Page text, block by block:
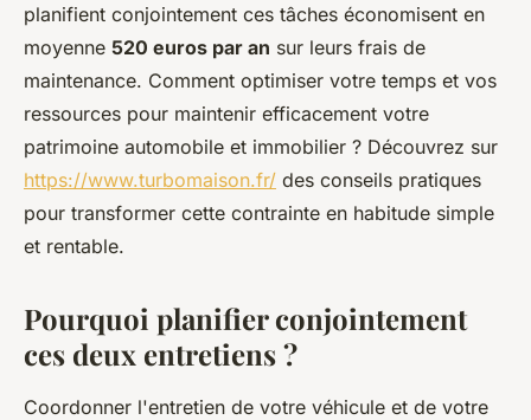
planifient conjointement ces tâches économisent en
moyenne 520 euros par an sur leurs frais de
maintenance. Comment optimiser votre temps et vos
ressources pour maintenir efficacement votre
patrimoine automobile et immobilier ? Découvrez sur
https://www.turbomaison.fr/ des conseils pratiques
pour transformer cette contrainte en habitude simple
et rentable.
Pourquoi planifier conjointement
ces deux entretiens ?
Coordonner l'entretien de votre véhicule et de votre